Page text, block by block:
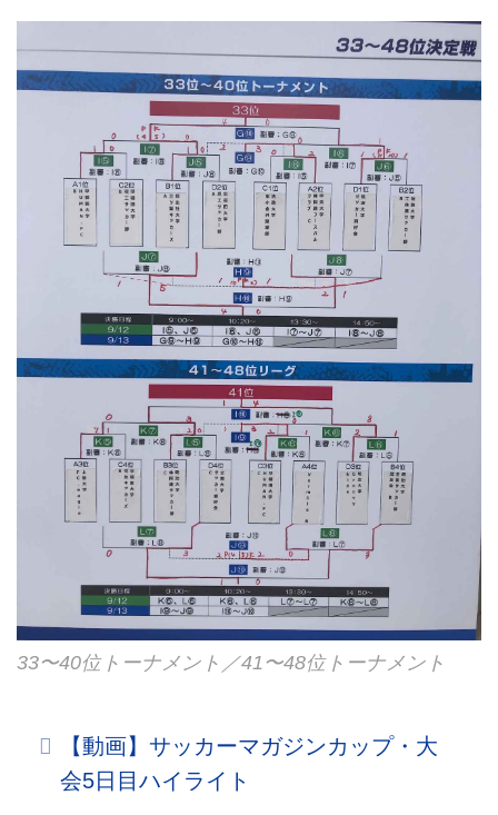
33〜40位トーナメント／41〜48位トーナメント
【動画】サッカーマガジンカップ・大
会5日目ハイライト